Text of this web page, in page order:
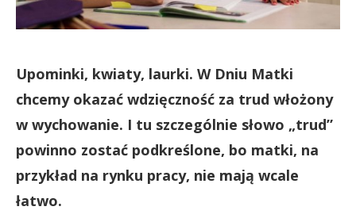
Upominki, kwiaty, laurki. W Dniu Matki
chcemy okazać wdzięczność za trud włożony
w wychowanie. I tu szczególnie słowo „trud”
powinno zostać podkreślone, bo matki, na
przykład na rynku pracy, nie mają wcale
łatwo.